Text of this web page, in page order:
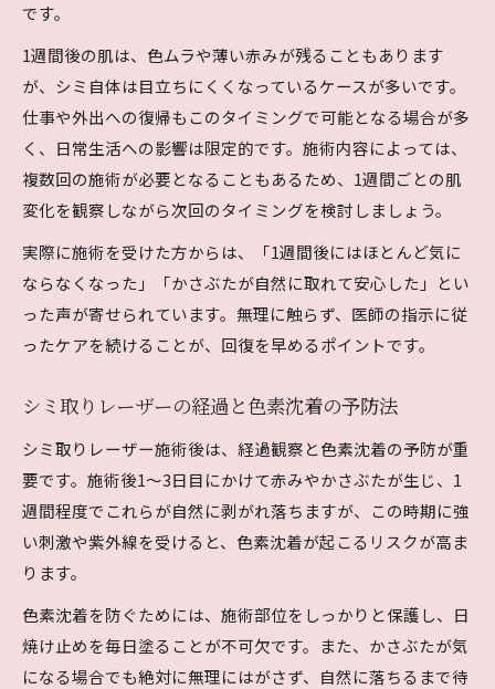
です。
1週間後の肌は、色ムラや薄い赤みが残ることもあります
が、シミ自体は目立ちにくくなっているケースが多いです。
仕事や外出への復帰もこのタイミングで可能となる場合が多
く、日常生活への影響は限定的です。施術内容によっては、
複数回の施術が必要となることもあるため、1週間ごとの肌
変化を観察しながら次回のタイミングを検討しましょう。
実際に施術を受けた方からは、「1週間後にはほとんど気に
ならなくなった」「かさぶたが自然に取れて安心した」とい
った声が寄せられています。無理に触らず、医師の指示に従
ったケアを続けることが、回復を早めるポイントです。
シミ取りレーザーの経過と色素沈着の予防法
シミ取りレーザー施術後は、経過観察と色素沈着の予防が重
要です。施術後1～3日目にかけて赤みやかさぶたが生じ、1
週間程度でこれらが自然に剥がれ落ちますが、この時期に強
い刺激や紫外線を受けると、色素沈着が起こるリスクが高ま
ります。
色素沈着を防ぐためには、施術部位をしっかりと保護し、日
焼け止めを毎日塗ることが不可欠です。また、かさぶたが気
になる場合でも絶対に無理にはがさず、自然に落ちるまで待